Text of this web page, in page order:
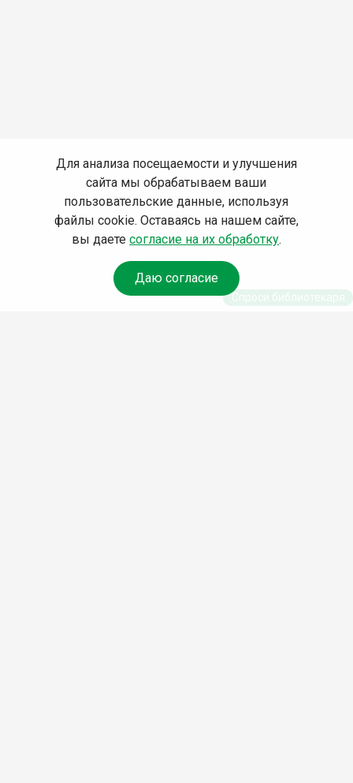
Для анализа посещаемости и улучшения
сайта мы обрабатываем ваши
пользовательские данные, используя
файлы cookie. Оставаясь на нашем сайте,
вы даете согласие на их обработку.
Даю согласие
Спроси библиотекаря